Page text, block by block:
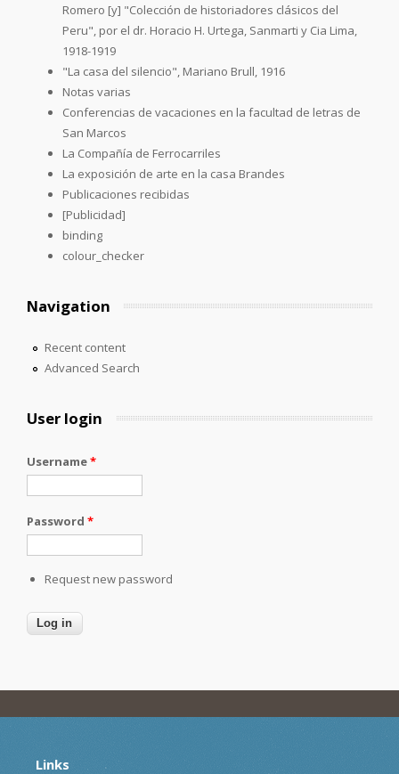
Romero [y] "Colección de historiadores clásicos del
Peru", por el dr. Horacio H. Urtega, Sanmarti y Cia Lima,
1918-1919
"La casa del silencio", Mariano Brull, 1916
Notas varias
Conferencias de vacaciones en la facultad de letras de
San Marcos
La Compañía de Ferrocarriles
La exposición de arte en la casa Brandes
Publicaciones recibidas
[Publicidad]
binding
colour_checker
Navigation
Recent content
Advanced Search
User login
Username*
Password *
Request new password
Links